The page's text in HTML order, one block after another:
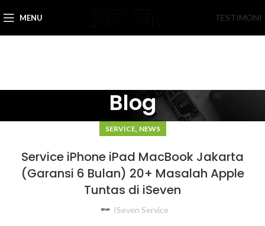
MENU TESTIMONI
Blog
SERVICE, NEWS
Service iPhone iPad MacBook Jakarta
(Garansi 6 Bulan) 20+ Masalah Apple
Tuntas di iSeven
ISeven Service